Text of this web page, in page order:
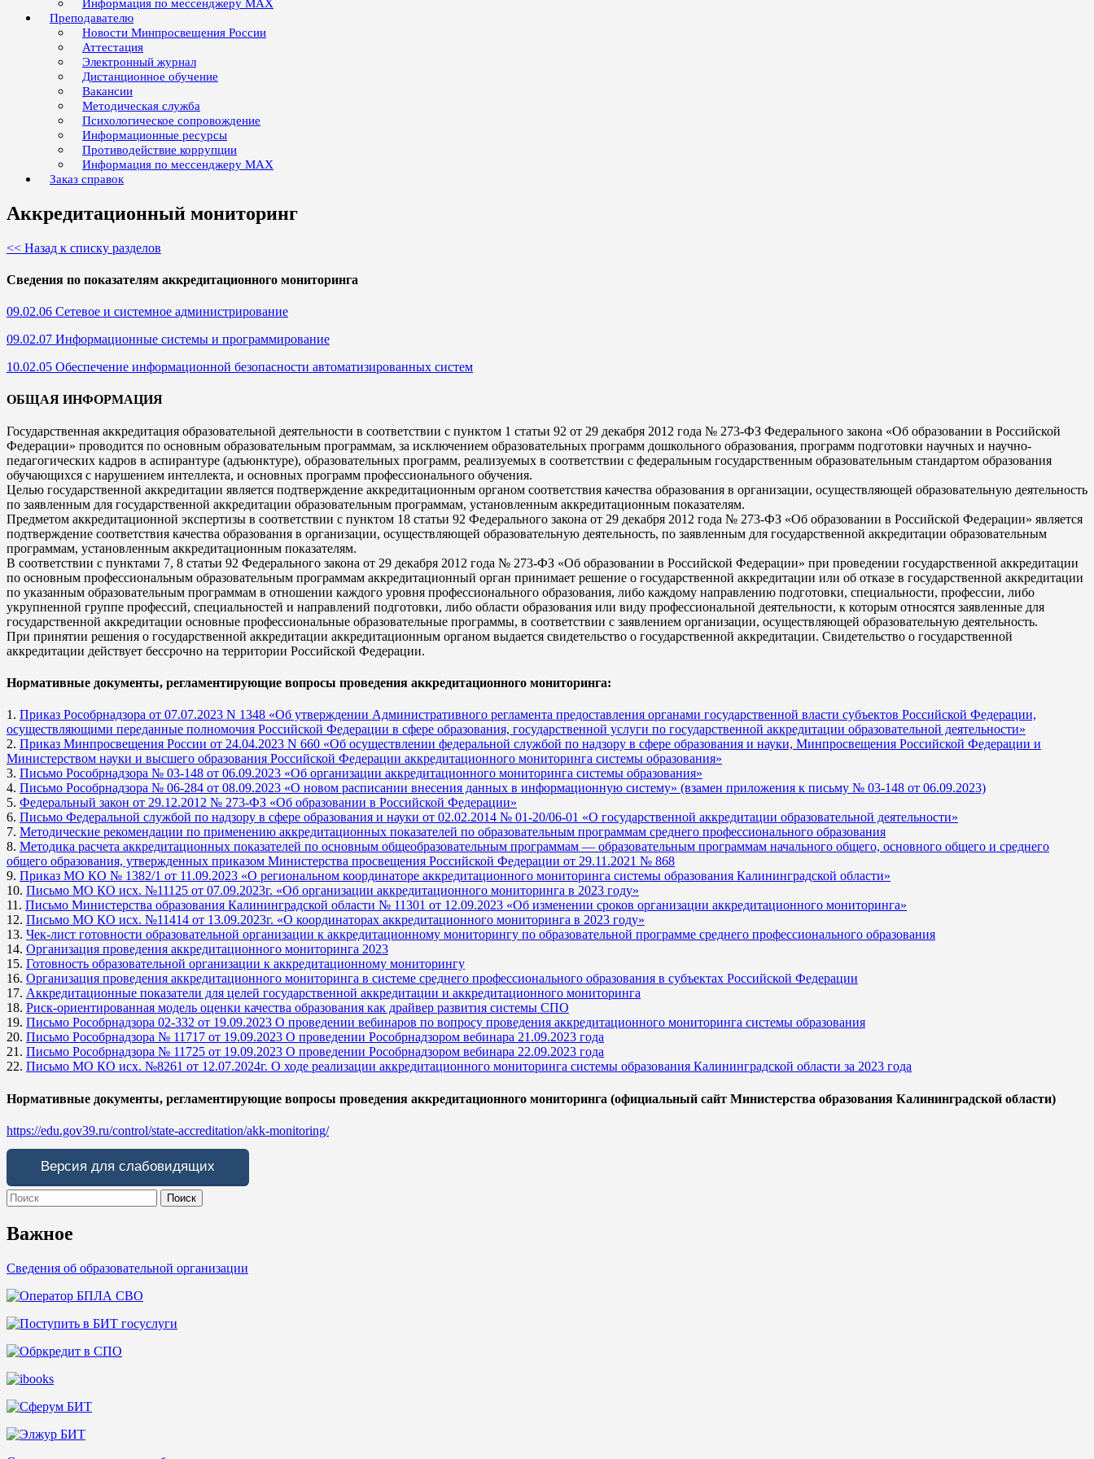
Информация по мессенджеру MAX
Преподавателю
Новости Минпросвещения России
Аттестация
Электронный журнал
Дистанционное обучение
Вакансии
Методическая служба
Психологическое сопровождение
Информационные ресурсы
Противодействие коррупции
Информация по мессенджеру MAX
Заказ справок
Аккредитационный мониторинг
<< Назад к списку разделов
Сведения по показателям аккредитационного мониторинга
09.02.06 Сетевое и системное администрирование
09.02.07 Информационные системы и программирование
10.02.05 Обеспечение информационной безопасности автоматизированных систем
ОБЩАЯ ИНФОРМАЦИЯ
Государственная аккредитация образовательной деятельности в соответствии с пунктом 1 статьи 92 от 29 декабря 2012 года № 273-ФЗ Федерального закона «Об образовании в Российской
Федерации» проводится по основным образовательным программам, за исключением образовательных программ дошкольного образования, программ подготовки научных и научно-
педагогических кадров в аспирантуре (адъюнктуре), образовательных программ, реализуемых в соответствии с федеральным государственным образовательным стандартом образования
обучающихся с нарушением интеллекта, и основных программ профессионального обучения.
Целью государственной аккредитации является подтверждение аккредитационным органом соответствия качества образования в организации, осуществляющей образовательную деятельность
по заявленным для государственной аккредитации образовательным программам, установленным аккредитационным показателям.
Предметом аккредитационной экспертизы в соответствии с пунктом 18 статьи 92 Федерального закона от 29 декабря 2012 года № 273-ФЗ «Об образовании в Российской Федерации» является
подтверждение соответствия качества образования в организации, осуществляющей образовательную деятельность, по заявленным для государственной аккредитации образовательным
программам, установленным аккредитационным показателям.
В соответствии с пунктами 7, 8 статьи 92 Федерального закона от 29 декабря 2012 года № 273-ФЗ «Об образовании в Российской Федерации» при проведении государственной аккредитации
по основным профессиональным образовательным программам аккредитационный орган принимает решение о государственной аккредитации или об отказе в государственной аккредитации
по указанным образовательным программам в отношении каждого уровня профессионального образования, либо каждому направлению подготовки, специальности, профессии, либо
укрупненной группе профессий, специальностей и направлений подготовки, либо области образования или виду профессиональной деятельности, к которым относятся заявленные для
государственной аккредитации основные профессиональные образовательные программы, в соответствии с заявлением организации, осуществляющей образовательную деятельность.
При принятии решения о государственной аккредитации аккредитационным органом выдается свидетельство о государственной аккредитации. Свидетельство о государственной
аккредитации действует бессрочно на территории Российской Федерации.
Нормативные документы, регламентирующие вопросы проведения аккредитационного мониторинга:
1. Приказ Рособрнадзора от 07.07.2023 N 1348 «Об утверждении Административного регламента предоставления органами государственной власти субъектов Российской Федерации,
осуществляющими переданные полномочия Российской Федерации в сфере образования, государственной услуги по государственной аккредитации образовательной деятельности»
2. Приказ Минпросвещения России от 24.04.2023 N 660 «Об осуществлении федеральной службой по надзору в сфере образования и науки, Минпросвещения Российской Федерации и
Министерством науки и высшего образования Российской Федерации аккредитационного мониторинга системы образования»
3. Письмо Рособрнадзора № 03-148 от 06.09.2023 «Об организации аккредитационного мониторинга системы образования»
4. Письмо Рособрнадзора № 06-284 от 08.09.2023 «О новом расписании внесения данных в информационную систему» (взамен приложения к письму № 03-148 от 06.09.2023)
5. Федеральный закон от 29.12.2012 № 273-ФЗ «Об образовании в Российской Федерации»
6. Письмо Федеральной службой по надзору в сфере образования и науки от 02.02.2014 № 01-20/06-01 «О государственной аккредитации образовательной деятельности»
7. Методические рекомендации по применению аккредитационных показателей по образовательным программам среднего профессионального образования
8. Методика расчета аккредитационных показателей по основным общеобразовательным программам — образовательным программам начального общего, основного общего и среднего
общего образования, утвержденных приказом Министерства просвещения Российской Федерации от 29.11.2021 № 868
9. Приказ МО КО № 1382/1 от 11.09.2023 «О региональном координаторе аккредитационного мониторинга системы образования Калининградской области»
10. Письмо МО КО исх. №11125 от 07.09.2023г. «Об организации аккредитационного мониторинга в 2023 году»
11. Письмо Министерства образования Калининградской области № 11301 от 12.09.2023 «Об изменении сроков организации аккредитационного мониторинга»
12. Письмо МО КО исх. №11414 от 13.09.2023г. «О координаторах аккредитационного мониторинга в 2023 году»
13. Чек-лист готовности образовательной организации к аккредитационному мониторингу по образовательной программе среднего профессионального образования
14. Организация проведения аккредитационного мониторинга 2023
15. Готовность образовательной организации к аккредитационному мониторингу
16. Организация проведения аккредитационного мониторинга в системе среднего профессионального образования в субъектах Российской Федерации
17. Аккредитационные показатели для целей государственной аккредитации и аккредитационного мониторинга
18. Риск-ориентированная модель оценки качества образования как драйвер развития системы СПО
19. Письмо Рособрнадзора 02-332 от 19.09.2023 О проведении вебинаров по вопросу проведения аккредитационного мониторинга системы образования
20. Письмо Рособрнадзора № 11717 от 19.09.2023 О проведении Рособрнадзором вебинара 21.09.2023 года
21. Письмо Рособрнадзора № 11725 от 19.09.2023 О проведении Рособрнадзором вебинара 22.09.2023 года
22. Письмо МО КО исх. №8261 от 12.07.2024г. О ходе реализации аккредитационного мониторинга системы образования Калининградской области за 2023 года
Нормативные документы, регламентирующие вопросы проведения аккредитационного мониторинга (официальный сайт Министерства образования Калининградской области)
https://edu.gov39.ru/control/state-accreditation/akk-monitoring/
Версия для слабовидящих
Search
for:
Важное
Сведения об образовательной организации